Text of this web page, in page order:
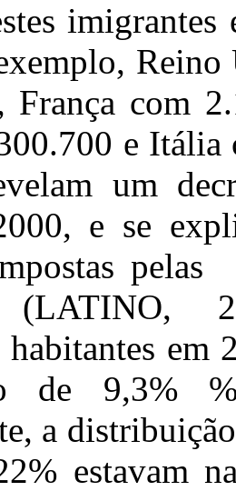
França com
e
um
e se
(LATINO,
em
de 9,3%
a
estavam